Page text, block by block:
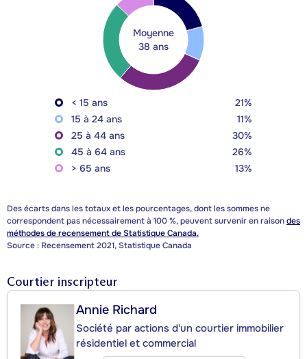
Moyenne
38 ans
< 15 ans
21%
15 à 24 ans
11%
25 à 44 ans
30%
45 à 64 ans
26%
> 65 ans
13%
Des écarts dans les totaux et les pourcentages, dont les sommes ne
correspondent pas nécessairement à 100 %, peuvent survenir en raisondes
méthodes de recensement de Statistique Canada.
Source : Recensement 2021, Statistique Canada
Courtier inscripteur
Annie Richard
Société par actions d'un courtier immobilier
résidentiel et commercial